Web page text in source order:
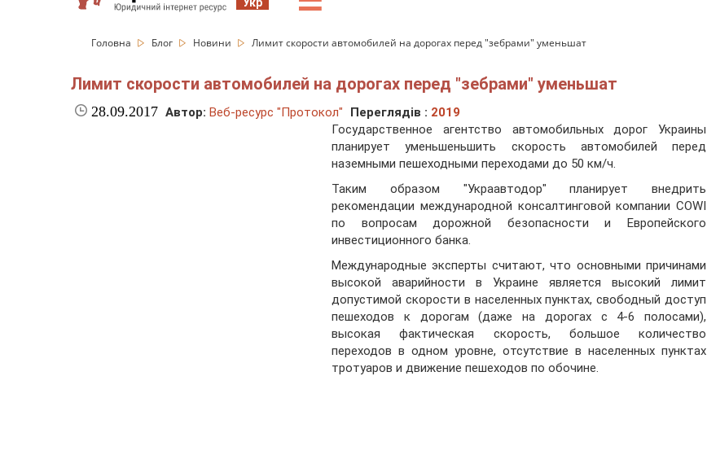
Головна Блог Новини Лимит скорости автомобилей на дорогах перед "зебрами" уменьшат
Лимит скорости автомобилей на дорогах перед "зебрами" уменьшат
28.09.2017 Автор: Веб-ресурс "Протокол" Переглядів : 2019
Государственное агентство автомобильных дорог Украины
планирует уменьшеньшить скорость автомобилей перед
наземными пешеходными переходами до 50 км/ч.
Таким образом "Украавтодор" планирует внедрить
рекомендации международной консалтинговой компании COWI
по вопросам дорожной безопасности и Европейского
инвестиционного банка.
Международные эксперты считают, что основными причинами
высокой аварийности в Украине является высокий лимит
допустимой скорости в населенных пунктах, свободный доступ
пешеходов к дорогам (даже на дорогах с 4-6 полосами),
высокая фактическая скорость, большое количество
переходов в одном уровне, отсутствие в населенных пунктах
тротуаров и движение пешеходов по обочине.